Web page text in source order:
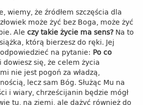
wiemy, że źródłem szczęścia dla
może żyć bez Boga, może żyć
Ale czy takie życie ma sens? Na to
którą bierzesz do ręki. Jej
na pytanie: Po co
dowiesz się, że celem życia
nie jest pogoń za władzą,
lecz sam Bóg. Służąc Mu na
i wiary, chrześcijanin będzie mógł
tu, na ziemi, ale dążyć również do